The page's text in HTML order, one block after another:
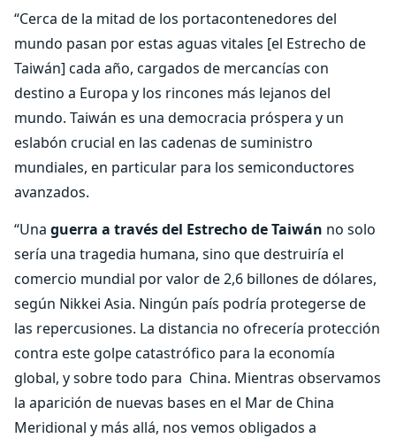
“Cerca de la mitad de los portacontenedores del
mundo pasan por estas aguas vitales [el Estrecho de
Taiwán] cada año, cargados de mercancías con
destino a Europa y los rincones más lejanos del
mundo. Taiwán es una democracia próspera y un
eslabón crucial en las cadenas de suministro
mundiales, en particular para los semiconductores
avanzados.
“Una guerra a través del Estrecho de Taiwán no solo
sería una tragedia humana, sino que destruiría el
comercio mundial por valor de 2,6 billones de dólares,
según Nikkei Asia. Ningún país podría protegerse de
las repercusiones. La distancia no ofrecería protección
contra este golpe catastrófico para la economía
global, y sobre todo para China. Mientras observamos
la aparición de nuevas bases en el Mar de China
Meridional y más allá, nos vemos obligados a